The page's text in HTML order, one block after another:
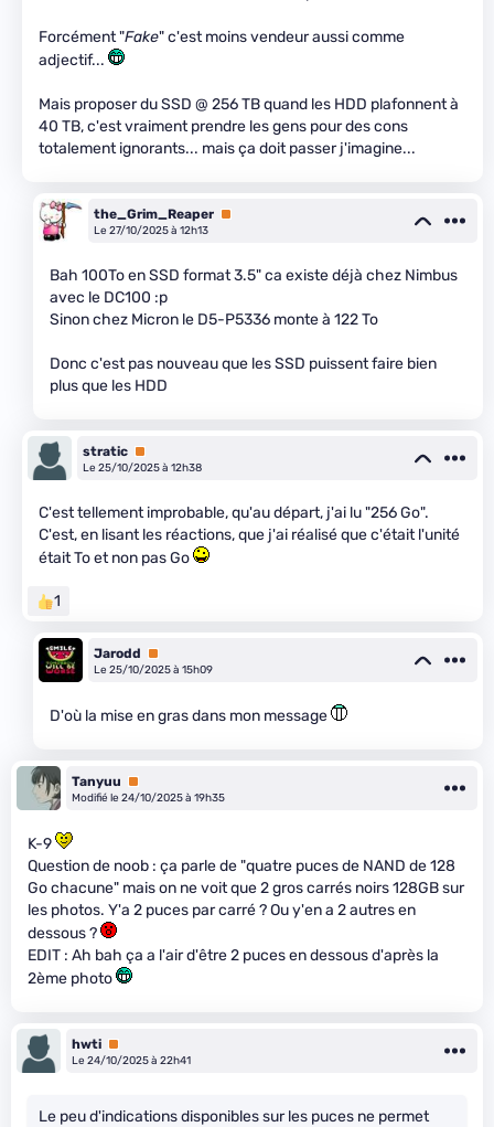
Forcément "Fake" c'est moins vendeur aussi comme
adjectif...
Mais proposer du SSD @ 256 TB quand les HDD plafonnent à
40 TB, c'est vraiment prendre les gens pour des cons
totalement ignorants... mais ça doit passer j'imagine...
the_Grim_Reaper Premium
Le 27/10/2025 à 12h13
Bah 100To en SSD format 3.5" ca existe déjà chez Nimbus
avec le DC100 :p
Sinon chez Micron le D5-P5336 monte à 122 To
Donc c'est pas nouveau que les SSD puissent faire bien
plus que les HDD
stratic Premium
Le 25/10/2025 à 12h38
C'est tellement improbable, qu'au départ, j'ai lu "256 Go".
C'est, en lisant les réactions, que j'ai réalisé que c'était l'unité
était To et non pas Go
1
Jarodd
Premium
Le 25/10/2025 à 15h09
D'où la mise en gras dans mon message
Tanyuu
Premium
Modifié le 24/10/2025 à 19h35
K-9
Question de noob : ça parle de "quatre puces de NAND de 128
Go chacune" mais on ne voit que 2 gros carrés noirs 128GB sur
les photos. Y'a 2 puces par carré ? Ou y'en a 2 autres en
dessous ?
EDIT : Ah bah ça a l'air d'être 2 puces en dessous d'après la
2ème photo
hwti Premium
Le 24/10/2025 à 22h41
Le peu d'indications disponibles sur les puces ne permet